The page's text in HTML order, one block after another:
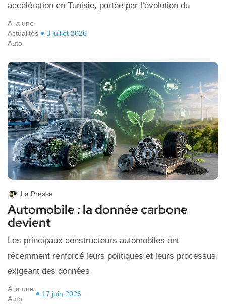
accélération en Tunisie, portée par l’évolution du
A la une
Actualités
Auto
3 juillet 2026
La Presse
Automobile : la donnée carbone
devient
Les principaux constructeurs automobiles ont
récemment renforcé leurs politiques et leurs processus,
exigeant des données
A la une
Auto
17 juin 2026